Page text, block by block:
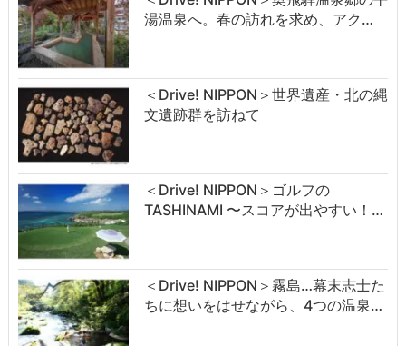
湯温泉へ。春の訪れを求め、アク…
＜Drive! NIPPON＞世界遺産・北の縄
文遺跡群を訪ねて
＜Drive! NIPPON＞ゴルフの
TASHINAMI 〜スコアが出やすい！…
＜Drive! NIPPON＞霧島…幕末志士た
ちに想いをはせながら、4つの温泉…